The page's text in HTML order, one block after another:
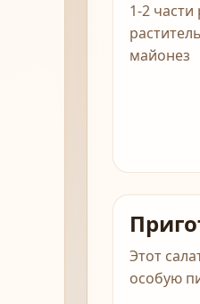
1-2 части
майонез
Этот
особую